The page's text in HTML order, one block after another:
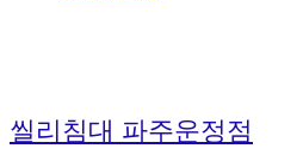
씰리침대 파주운정점